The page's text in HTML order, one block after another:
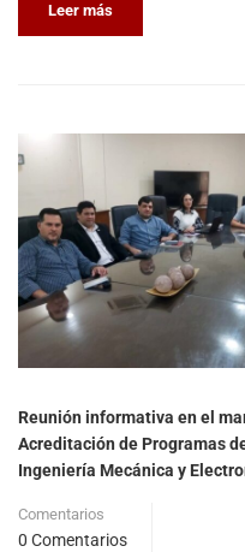
Leer más
Reunión informativa en el
Acreditación de Programas
Ingeniería Mecánica y
Comentarios
0 Comentarios